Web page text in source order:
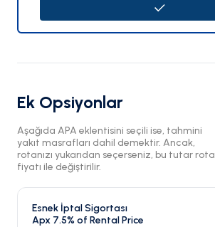
Ek Opsiyonlar
Aşağıda APA eklentisini seçili ise, tahmini
yakıt masrafları dahil demektir. Ancak,
rotanızı yukarıdan seçerseniz, bu tutar rota
fiyatı ile değiştirilir.
Esnek İptal Sigortası
Apx 7.5% of Rental Price